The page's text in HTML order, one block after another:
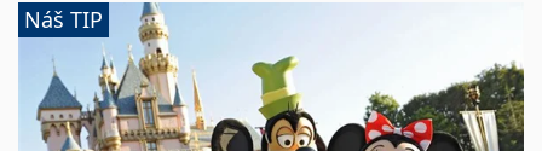
Městě
světel
Náš TIP
Hotel
Campanille/Hotel